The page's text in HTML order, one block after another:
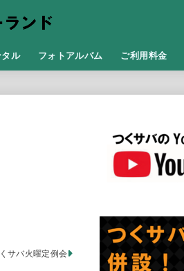
ル フォトアルバム ​ご利用料金
サバ火曜定例会